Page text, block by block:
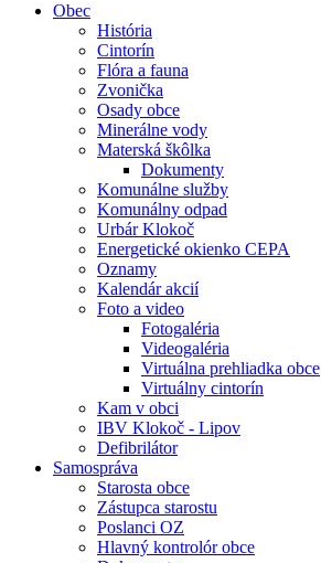
Obec
História
Cintorín
Flóra a fauna
Zvonička
Osady obce
Minerálne vody
Materská škôlka
Dokumenty
Komunálne služby
Komunálny odpad
Urbár Klokoč
Energetické okienko CEPA
Oznamy
Kalendár akcií
Foto a video
Fotogaléria
Videogaléria
Virtuálna prehliadka obce
Virtuálny cintorín
Kam v obci
IBV Klokoč - Lipov
Defibrilátor
Samospráva
Starosta obce
Zástupca starostu
Poslanci OZ
Hlavný kontrolór obce